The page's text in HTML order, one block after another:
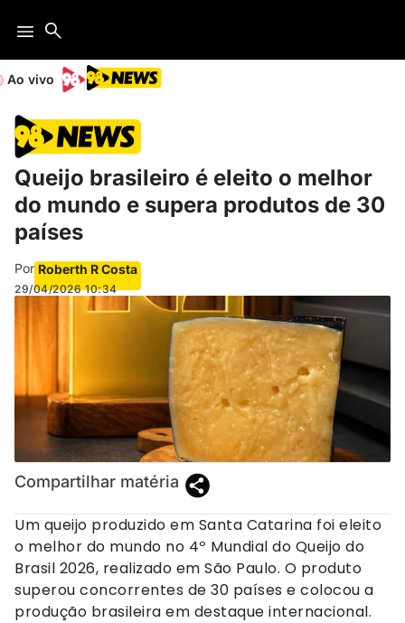
Ao vivo
Queijo brasileiro é eleito o melhor
do mundo e supera produtos de 30
países
Por Roberth R Costa
29/04/2026 10:34
(Divulgação)
Compartilhar matéria
Um queijo produzido em Santa Catarina foi eleito
o melhor do mundo no 4º Mundial do Queijo do
Brasil 2026, realizado em São Paulo. O produto
superou concorrentes de 30 países e colocou a
produção brasileira em destaque internacional.